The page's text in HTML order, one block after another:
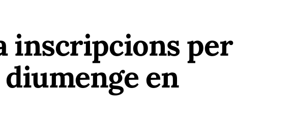
inscripcions per
diumenge en